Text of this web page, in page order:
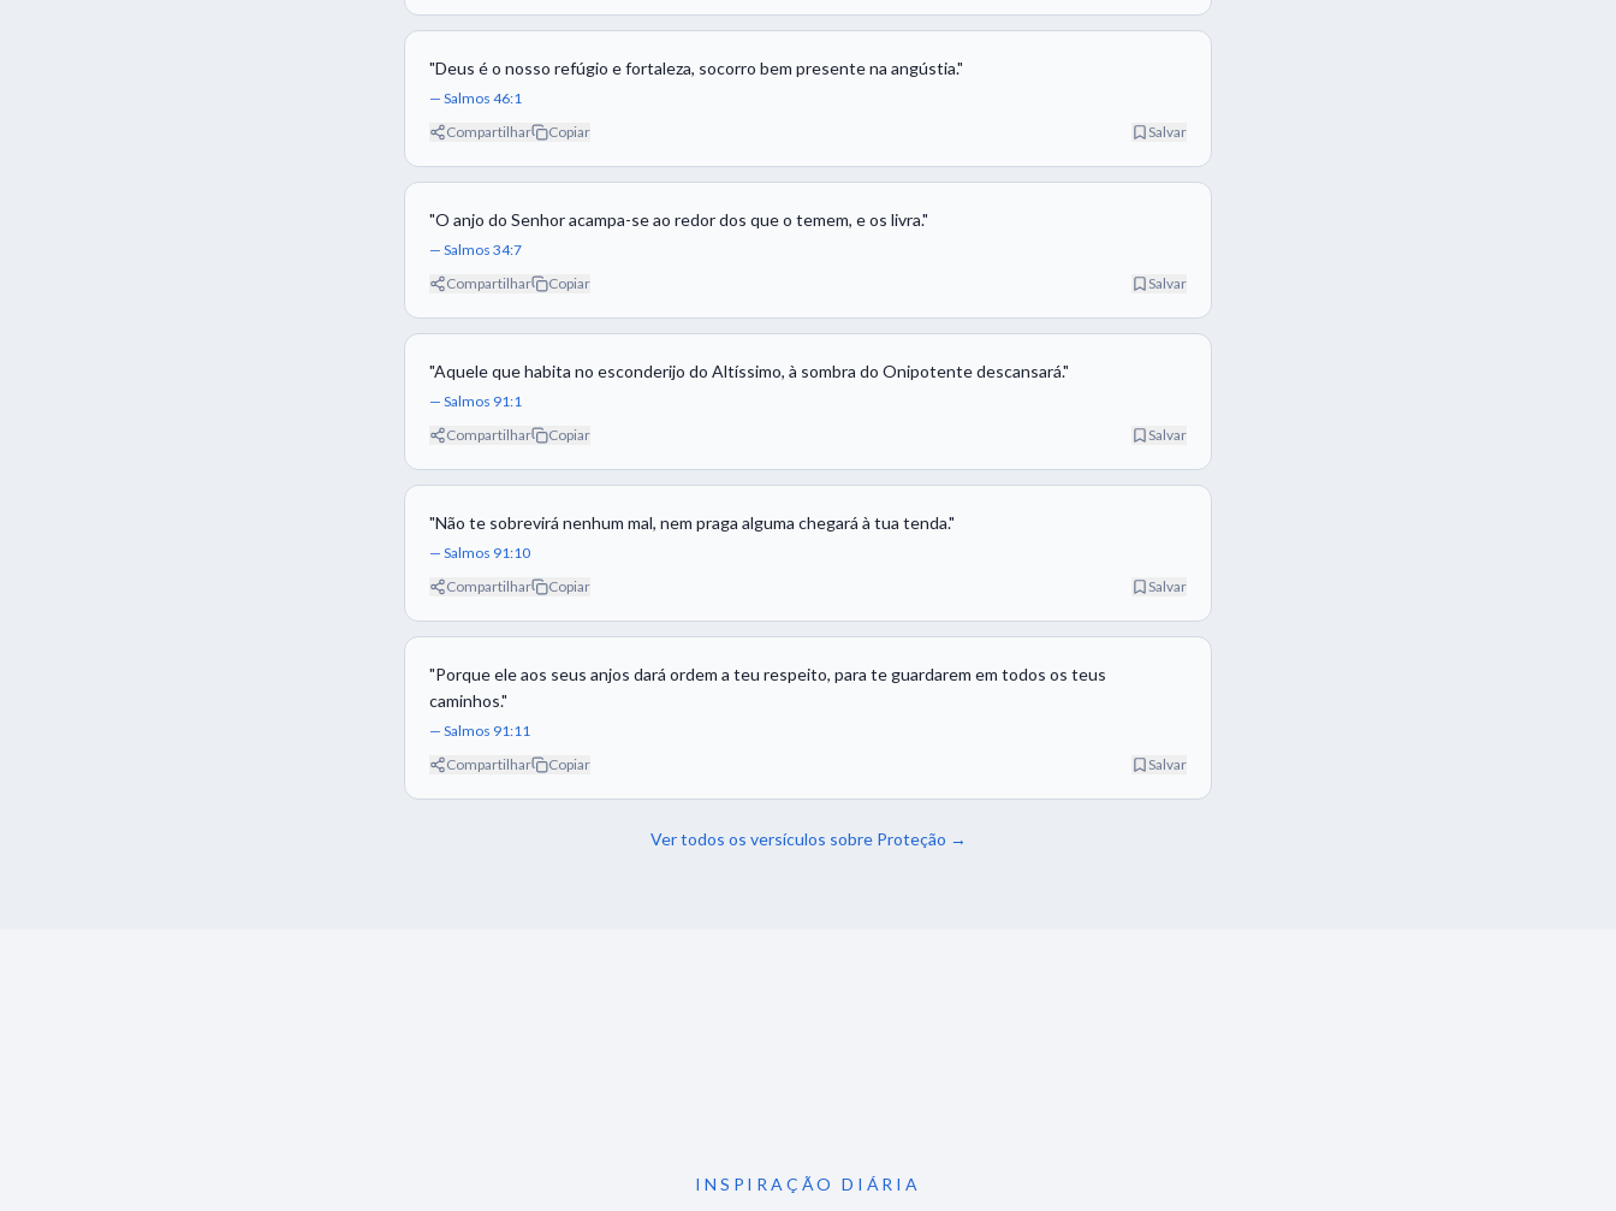
"Deus é o nosso refúgio e fortaleza, socorro bem presente na angústia."
— Salmos 46:1
Compartilhar
Copiar Salvar
"O anjo do Senhor acampa-se ao redor dos que o temem, e os livra."
— Salmos 34:7
Compartilhar
Copiar Salvar
"Aquele que habita no esconderijo do Altíssimo, à sombra do Onipotente descansará."
— Salmos 91:1
Compartilhar
Copiar Salvar
"Não te sobrevirá nenhum mal, nem praga alguma chegará à tua tenda."
— Salmos 91:10
Compartilhar
Copiar Salvar
"Porque ele aos seus anjos dará ordem a teu respeito, para te guardarem em todos os teus
caminhos."
— Salmos 91:11
Compartilhar
Copiar Salvar
Ver todos os versículos sobre Proteção →
INSPIRAÇÃO DIÁRIA